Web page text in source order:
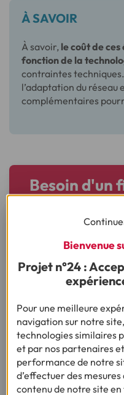
À SAVOIR
À savoir, le coût de
fonction de la
contraintes
l’adaptation du réseau
complémentaires
Besoin d'un
Ça
Besoin d’autres
Bienvenue
Projet n°24 :
Pour une meilleure
navigation sur notre
technologies similaires
et par nos partenaires
performance de notre
d’effectuer des
contenu de notre site